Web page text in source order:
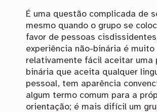
É uma questão complicada de
mesmo quando o grupo se
favor de pessoas
experiência não-binária é muito
relativamente fácil aceitar uma
binária que aceita qualquer
pessoal, tem aparência
algum termo comum para a
orientação; é mais difícil um